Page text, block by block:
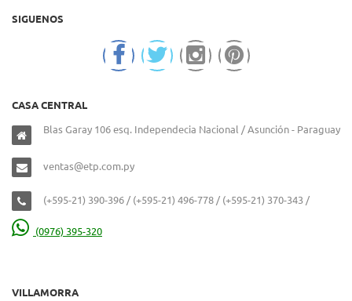
SIGUENOS
CASA CENTRAL
Blas Garay 106 esq. Independecia Nacional / Asunción - Paraguay
ventas@etp.com.py
(+595-21) 390-396 / (+595-21) 496-778 / (+595-21) 370-343 /
(0976) 395-320
VILLAMORRA